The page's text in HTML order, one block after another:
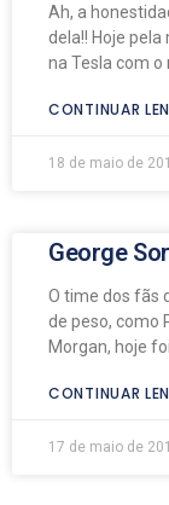
Ah, a
dela!! Hoje
na Tesla com
CONTINUAR
18 de maio de
George
O time dos fãs
de peso, como
Morgan, hoje
CONTINUAR
17 de maio de